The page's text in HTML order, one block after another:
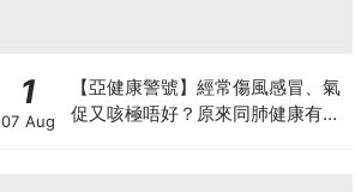
1
07 Aug
【亞健康警號】經常傷風感冒、氣
促又咳極唔好？原來同肺健康有